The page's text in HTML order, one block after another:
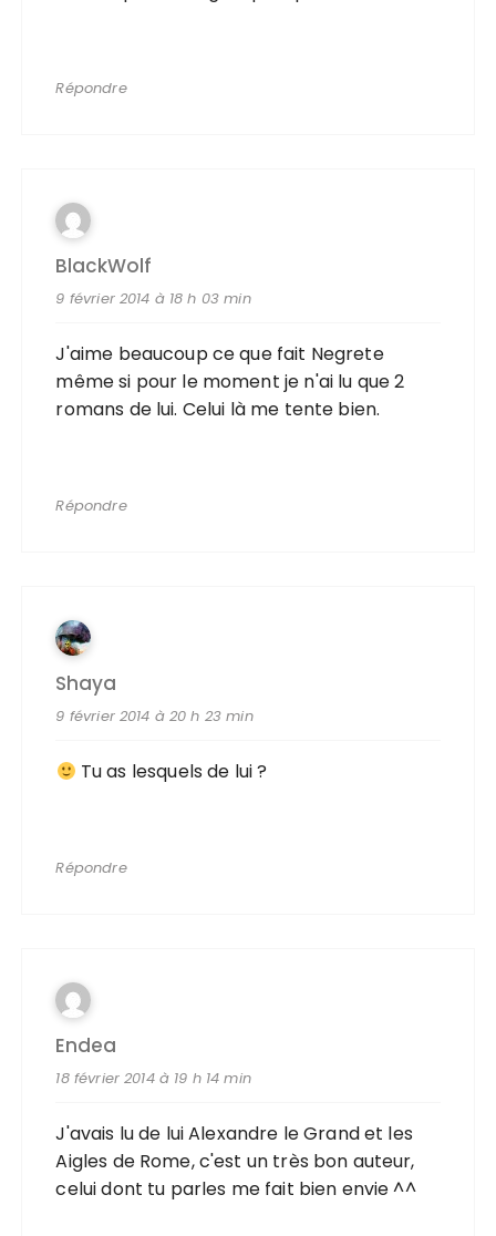
Répondre
BlackWolf
9 février 2014 à 18 h 03 min
J'aime beaucoup ce que fait Negrete
même si pour le moment je n'ai lu que 2
romans de lui. Celui là me tente bien.
Répondre
Shaya
9 février 2014 à 20 h 23 min
Tu as lesquels de lui ?
Répondre
Endea
18 février 2014 à 19 h 14 min
J'avais lu de lui Alexandre le Grand et les
Aigles de Rome, c'est un très bon auteur,
celui dont tu parles me fait bien envie ^^